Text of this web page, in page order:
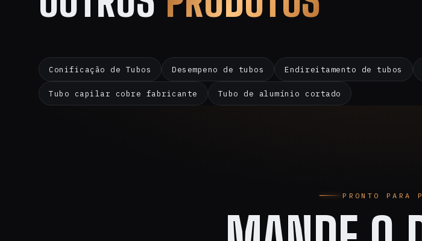
Conificação de Tubos Desempeno de tubos Endireitamento de tubos
Tubo capilar cobre fabricante Tubo de alumínio cortado
PRONTO PARA